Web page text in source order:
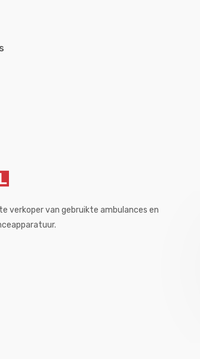
verkoper van gebruikte ambulances en